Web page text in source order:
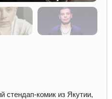
стендап-комик из Якутии,